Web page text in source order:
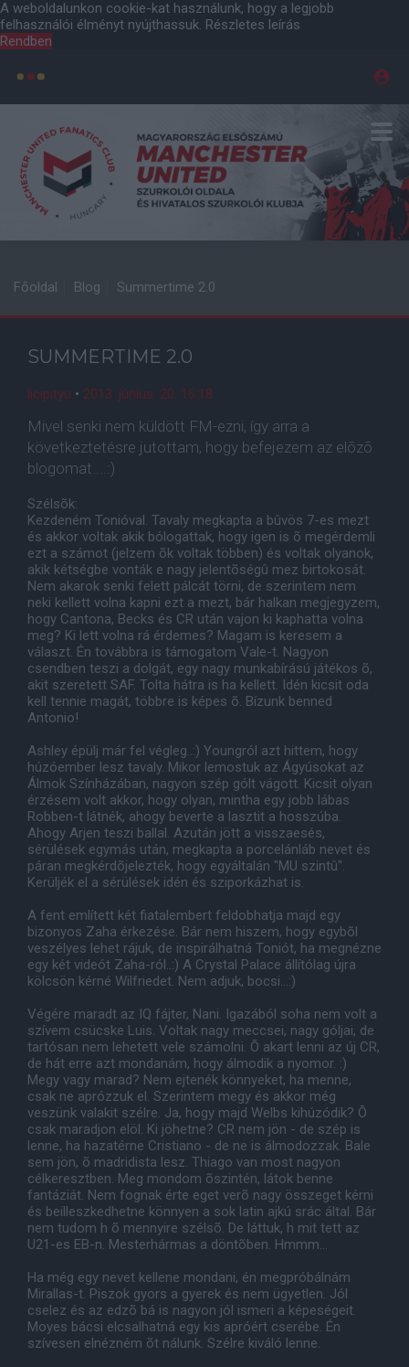
A weboldalunkon cookie-kat használunk, hogy a legjobb
felhasználói élményt nyújthassuk. Részletes leírás
Rendben
Főoldal Blog Summertime 2.0
SUMMERTIME 2.0
licipityu • 2013. június. 20. 16:18
Mivel senki nem küldött FM-ezni, így arra a
következtetésre jutottam, hogy befejezem az elõzõ
blogomat....:)
Szélsõk:
Kezdeném Tonióval. Tavaly megkapta a bûvös 7-es mezt
és akkor voltak akik bólogattak, hogy igen is õ megérdemli
ezt a számot (jelzem õk voltak többen) és voltak olyanok,
akik kétségbe vonták e nagy jelentõségû mez birtokosát.
Nem akarok senki felett pálcát törni, de szerintem nem
neki kellett volna kapni ezt a mezt, bár halkan megjegyzem,
hogy Cantona, Becks és CR után vajon ki kaphatta volna
meg? Ki lett volna rá érdemes? Magam is keresem a
választ. Én továbbra is támogatom Vale-t. Nagyon
csendben teszi a dolgát, egy nagy munkabírású játékos õ,
akit szeretett SAF. Tolta hátra is ha kellett. Idén kicsit oda
kell tennie magát, többre is képes õ. Bízunk benned
Antonio!
Ashley épülj már fel végleg..:) Youngról azt hittem, hogy
húzóember lesz tavaly. Mikor lemostuk az Ágyúsokat az
Álmok Színházában, nagyon szép gólt vágott. Kicsit olyan
érzésem volt akkor, hogy olyan, mintha egy jobb lábas
Robben-t látnék, ahogy beverte a lasztit a hosszúba.
Ahogy Arjen teszi ballal. Azután jött a visszaesés,
sérülések egymás után, megkapta a porcelánláb nevet és
páran megkérdõjelezték, hogy egyáltalán "MU szintû".
Kerüljék el a sérülések idén és sziporkázhat is.
A fent említett két fiatalembert feldobhatja majd egy
bizonyos Zaha érkezése. Bár nem hiszem, hogy egybõl
veszélyes lehet rájuk, de inspirálhatná Toniót, ha megnézne
egy két videót Zaha-ról..:) A Crystal Palace állítólag újra
kölcsön kérné Wilfriedet. Nem adjuk, bocsi...:)
Végére maradt az IQ fájter, Nani. Igazából soha nem volt a
szívem csücske Luis. Voltak nagy meccsei, nagy góljai, de
tartósan nem lehetett vele számolni. Õ akart lenni az új CR,
de hát erre azt mondanám, hogy álmodik a nyomor. :)
Megy vagy marad? Nem ejtenék könnyeket, ha menne,
csak ne aprózzuk el. Szerintem megy és akkor még
veszünk valakit szélre. Ja, hogy majd Welbs kihúzódik? Õ
csak maradjon elöl. Ki jöhetne? CR nem jön - de szép is
lenne, ha hazatérne Cristiano - de ne is álmodozzak. Bale
sem jön, õ madridista lesz. Thiago van most nagyon
célkeresztben. Meg mondom õszintén, látok benne
fantáziát. Nem fognak érte eget verõ nagy összeget kérni
és beilleszkedhetne könnyen a sok latin ajkú srác által. Bár
nem tudom h õ mennyire szélsõ. De láttuk, h mit tett az
U21-es EB-n. Mesterhármas a döntõben. Hmmm...
Ha még egy nevet kellene mondani, én megpróbálnám
Mirallas-t. Piszok gyors a gyerek és nem ügyetlen. Jól
cselez és az edzõ bá is nagyon jól ismeri a képeségeit.
Moyes bácsi elcsalhatná egy kis apróért cserébe. Én
szívesen elnézném õt nálunk. Szélre kiváló lenne.